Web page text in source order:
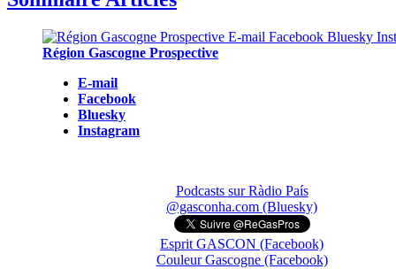
Région Gascogne Prospective
E-mail
Facebook
Bluesky
Instagram
Podcasts sur Ràdio País
@gasconha.com (Bluesky)
Esprit GASCON (Facebook)
Couleur Gascogne (Facebook)